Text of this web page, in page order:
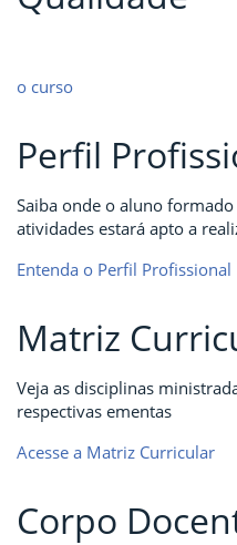
o curso
Perfil
Saiba onde o aluno
atividades estará apto a
Entenda o Perfil Profissional
Matriz
Veja as disciplinas
respectivas ementas
Acesse a Matriz Curricular
Corpo